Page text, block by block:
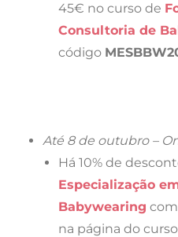
45€ no curso de
Consultoria de
código
Até 8 de outubro –
Há 10% de
Especialização
Babywearing
na página do